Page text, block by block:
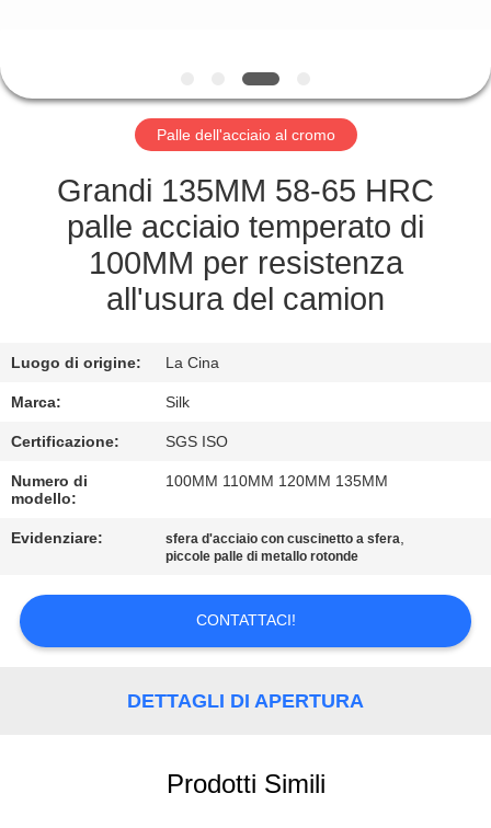
QUALITÀ
CONTATTICI
NOTIZIE
RICHIEDA
UNA
CITAZIONE
MAPPA
DEL
PRIVACY
Palle dell'acciaio al cromo
Grandi 135MM 58-65 HRC
palle acciaio temperato di
100MM per resistenza
all'usura del camion
Luogo di origine: La Cina
Marca: Silk
Certificazione: SGS ISO
Numero di
modello:
100MM 110MM 120MM 135MM
Evidenziare: sfera d'acciaio con cuscinetto a sfera,
piccole palle di metallo rotonde
CONTATTACI!
DETTAGLI DI APERTURA
Prodotti Simili